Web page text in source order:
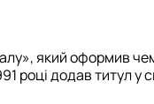
який оформив
році додав титул у